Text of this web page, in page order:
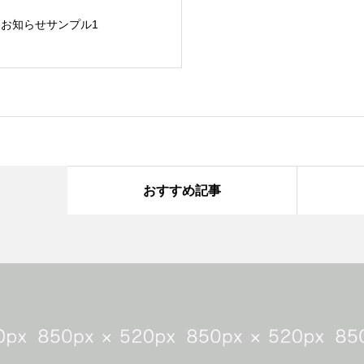
お知らせサンプル1
おすすめ記事